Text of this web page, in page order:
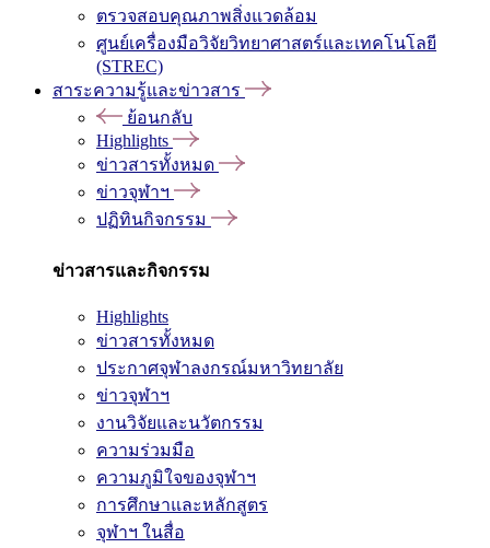
ตรวจสอบคุณภาพสิ่งแวดล้อม
ศูนย์เครื่องมือวิจัยวิทยาศาสตร์และเทคโนโลยี
(STREC)
สาระความรู้และข่าวสาร
ย้อนกลับ
Highlights
ข่าวสารทั้งหมด
ข่าวจุฬาฯ
ปฏิทินกิจกรรม
ข่าวสารและกิจกรรม
Highlights
ข่าวสารทั้งหมด
ประกาศจุฬาลงกรณ์มหาวิทยาลัย
ข่าวจุฬาฯ
งานวิจัยและนวัตกรรม
ความร่วมมือ
ความภูมิใจของจุฬาฯ
การศึกษาและหลักสูตร
จุฬาฯ ในสื่อ